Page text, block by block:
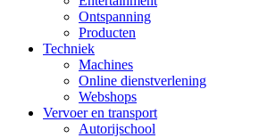
Ontspanning
Producten
Techniek
Machines
Online dienstverlening
Webshops
Vervoer en transport
Autorijschool